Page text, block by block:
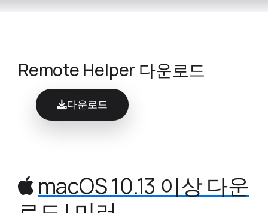
Remote Helper 다운로드
다운로드
macOS 10.13 이상 다운